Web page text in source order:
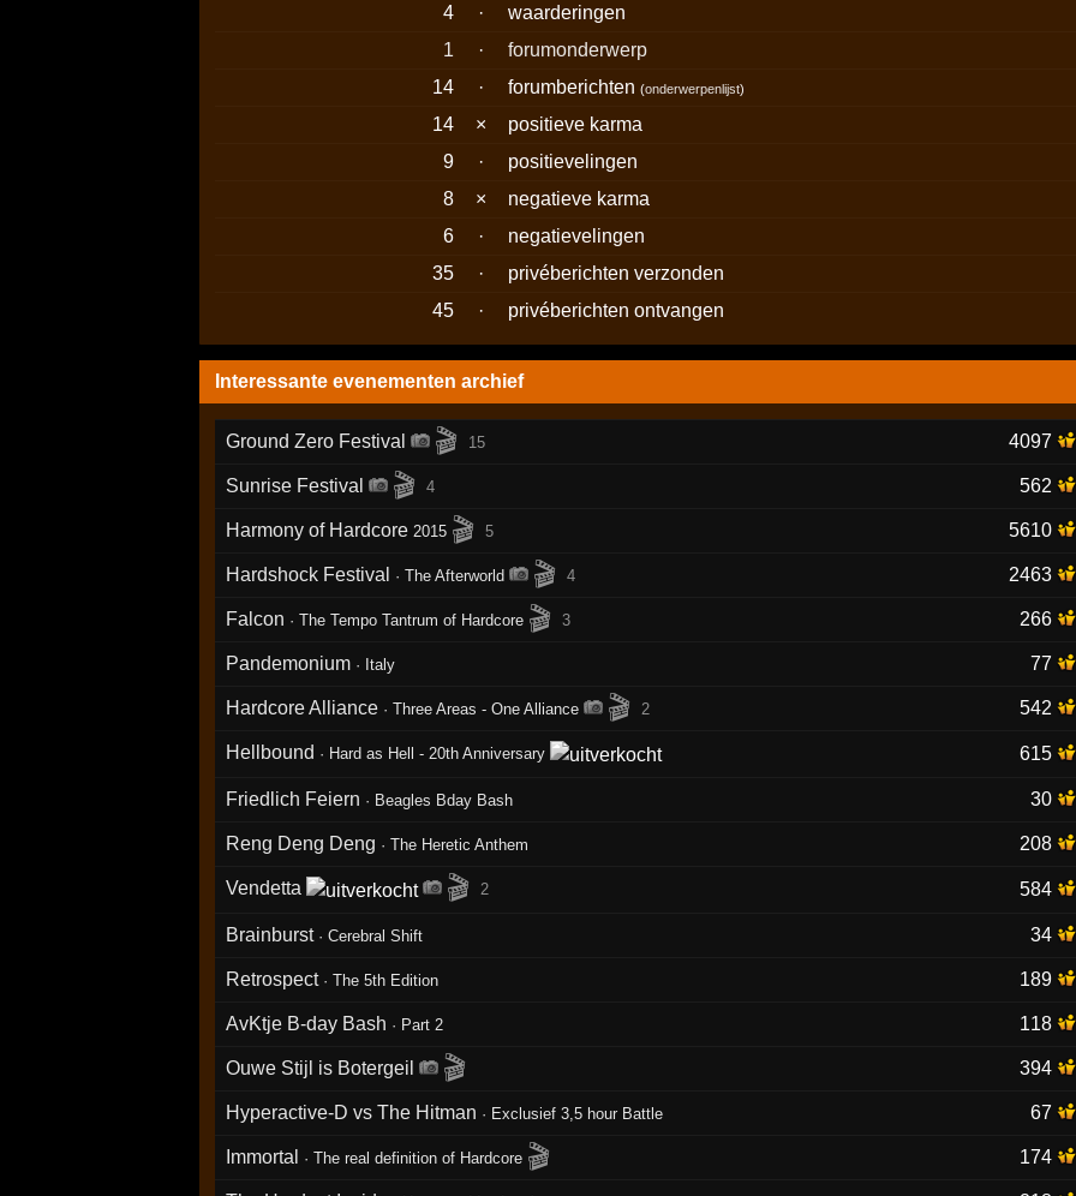
4
·
waarderingen
1
·
forumonderwerp
14
· forumberichten(onderwerpenlijst)
14 ×
positieve karma
9
·
positievelingen
8
×
negatieve karma
6
·
negatievelingen
35
·
privéberichten verzonden
45
· privéberichten ontvangen
Interessante evenementen archief
Ground Zero Festival 🎬 15 4097
Sunrise Festival 🎬 4 562
Harmony of Hardcore 2015 🎬 5 5610
Hardshock Festival ·The Afterworld 🎬 4 2463
Falcon ·The Tempo Tantrum of Hardcore 🎬 3 266
Pandemonium · Italy 77
Hardcore Alliance ·Three Areas - One Alliance 🎬 2 542
Hellbound · Hard as Hell - 20th Anniversary 615
Friedlich Feiern · Beagles Bday Bash 30
Reng Deng Deng ·The Heretic Anthem 208
Vendetta 🎬 2 584
Brainburst ·Cerebral Shift 34
Retrospect ·The 5th Edition 189
AvKtje B-day Bash · Part 2 118
Ouwe Stijl is Botergeil 🎬 394
Hyperactive-D vs The Hitman · Exclusief 3,5 hour Battle 67
Immortal ·The real definition of Hardcore 🎬 174